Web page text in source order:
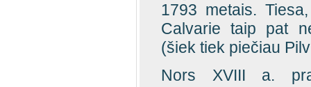
1793 metais.
Calvarie taip pat
(šiek tiek piečiau
Nors XVIII a.